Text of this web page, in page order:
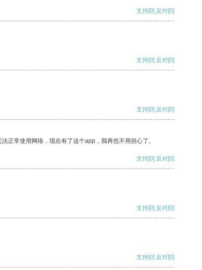
支持[0] 反对[0]
支持[0] 反对[0]
支持[0] 反对[0]
正常使用网络，现在有了这个app，我再也不用担心了。
支持[0] 反对[0]
支持[0] 反对[0]
支持[0] 反对[0]